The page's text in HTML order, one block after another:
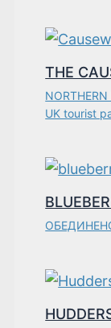
THE
UK tourist